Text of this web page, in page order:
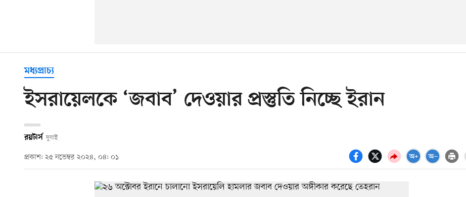
মধ্যপ্রাচ্য
ইসরায়েলকে ‘জবাব’ দেওয়ার প্রস্তুতি নিচ্ছে ইরান
রয়টার্স দুবাই
প্রকাশ: ২৫ নভেম্বর ২০২৪, ০৪: ০১